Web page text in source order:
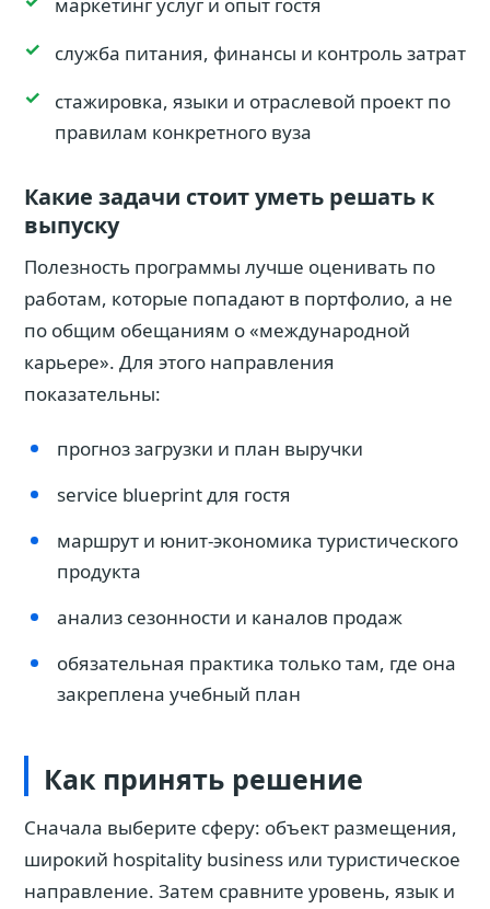
служба питания, финансы и контроль затрат
стажировка, языки и отраслевой проект по
правилам конкретного вуза
Какие задачи стоит уметь решать к
выпуску
Полезность программы лучше оценивать по
работам, которые попадают в портфолио, а не
по общим обещаниям о «международной
карьере». Для этого направления
показательны:
прогноз загрузки и план выручки
service blueprint для гостя
маршрут и юнит-экономика туристического
продукта
анализ сезонности и каналов продаж
обязательная практика только там, где она
закреплена учебный план
Как принять решение
Сначала выберите сферу: объект размещения,
широкий hospitality business или туристическое
направление. Затем сравните уровень, язык и